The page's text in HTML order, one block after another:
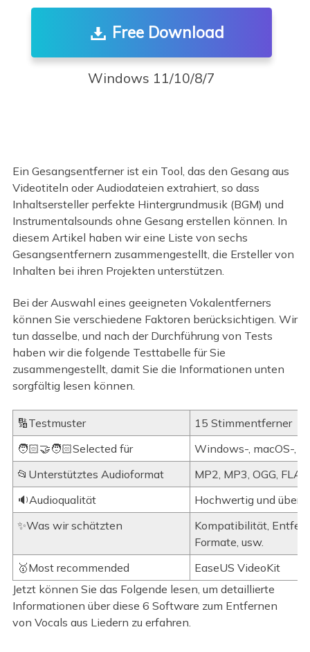
Free Download
Windows 11/10/8/7
Ein Gesangsentferner ist ein Tool, das den Gesang aus
Videotiteln oder Audiodateien extrahiert, so dass
Inhaltsersteller perfekte Hintergrundmusik (BGM) und
Instrumentalsounds ohne Gesang erstellen können. In
diesem Artikel haben wir eine Liste von sechs
Gesangsentfernern zusammengestellt, die Ersteller von
Inhalten bei ihren Projekten unterstützen.
Bei der Auswahl eines geeigneten Vokalentferners
können Sie verschiedene Faktoren berücksichtigen. Wir
tun dasselbe, und nach der Durchführung von Tests
haben wir die folgende Testtabelle für Sie
zusammengestellt, damit Sie die Informationen unten
sorgfältig lesen können.
🔢Testmuster
15 Stimmentferner
🧑🏻‍🤝‍🧑🏻Selected für
Windows-, macOS-,
📂Unterstütztes Audioformat
MP2, MP3, OGG,
🔉Audioqualität
Hochwertig und
✨Was wir schätzten
Kompatibilität,
Formate, usw.
🥇Most recommended
EaseUS VideoKit
Jetzt können Sie das Folgende lesen, um detaillierte
Informationen über diese 6 Software zum Entfernen
von Vocals aus Liedern zu erfahren.